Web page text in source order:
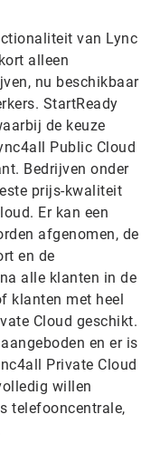
van Lync
alleen
nu beschikbaar
StartReady
de keuze
Public Cloud
Bedrijven onder
prijs-kwaliteit
Er kan een
afgenomen, de
en de
alle klanten in de
klanten met heel
Cloud geschikt.
en er is
Private Cloud
willen
telefooncentrale,